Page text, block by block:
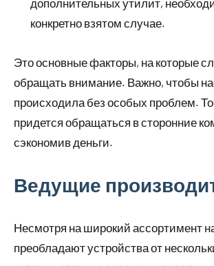
дополнительных утилит,
конкретно взятом случае.
Это основные факторы, на которые
обращать внимание. Важно, чтобы
происходила без особых проблем.
придется обращаться в сторонние
сэкономив деньги.
Ведущие
Несмотря на широкий ассортимент
преобладают устройства от